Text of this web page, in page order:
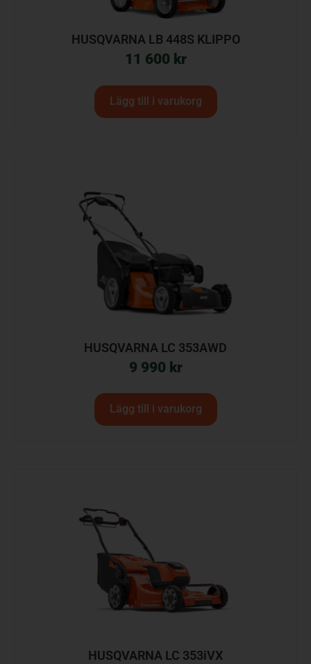
HUSQVARNA LB 448S KLIPPO
11 600 kr
Lägg till i varukorg
HUSQVARNA LC 353AWD
9 990 kr
Lägg till i varukorg
HUSQVARNA LC 353iVX